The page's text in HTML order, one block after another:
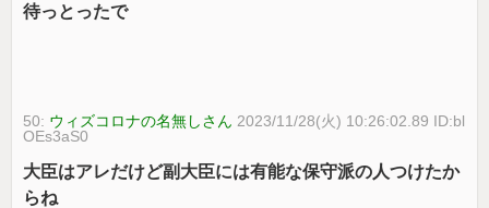
待っとったで
50: ウィズコロナの名無しさん 2023/11/28(火) 10:26:02.89 ID:bl
OEs3aS0
大臣はアレだけど副大臣には有能な保守派の人つけたか
らね